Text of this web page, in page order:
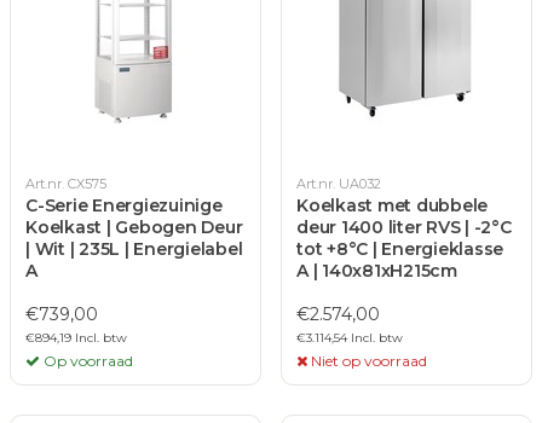
Art.nr. CX575
C-Serie Energiezuinige
Koelkast | Gebogen Deur
| Wit | 235L | Energielabel
A
€739,00
€894,19 Incl. btw
Op voorraad
Art.nr. UA032
Koelkast met dubbele
deur 1400 liter RVS | -2°C
tot +8°C | Energieklasse
A | 140x81xH215cm
€2.574,00
€3.114,54 Incl. btw
Niet op voorraad